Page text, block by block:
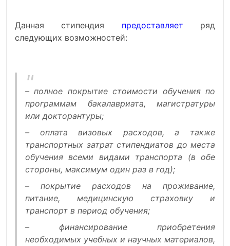
Данная стипендия предоставляет
ряд
следующих возможностей:
– полное покрытие стоимости обучения по
программам бакалавриата, магистратуры
или докторантуры;
– оплата визовых расходов, а также
транспортных затрат стипендиатов до места
обучения всеми видами транспорта (в обе
стороны, максимум один раз в год);
– покрытие расходов на проживание,
питание, медицинскую страховку и
транспорт в период обучения;
– финансирование приобретения
необходимых учебных и научных материалов,